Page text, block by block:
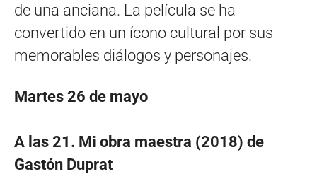
de una anciana. La película se ha
convertido en un ícono cultural por sus
memorables diálogos y personajes.
Martes 26 de mayo
A las 21. Mi obra maestra (2018) de
Gastón Duprat